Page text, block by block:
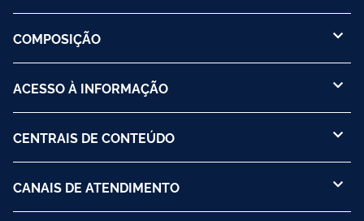
COMPOSIÇÃO
ACESSO À INFORMAÇÃO
CENTRAIS DE CONTEÚDO
CANAIS DE ATENDIMENTO